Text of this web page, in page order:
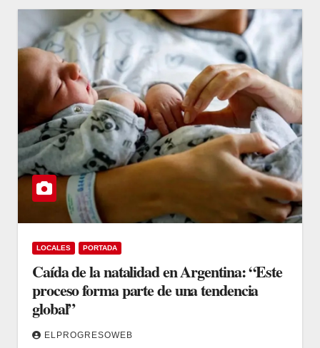
LOCALES PORTADA
Caída de la natalidad en Argentina: “Este
proceso forma parte de una tendencia
global”
ELPROGRESOWEB